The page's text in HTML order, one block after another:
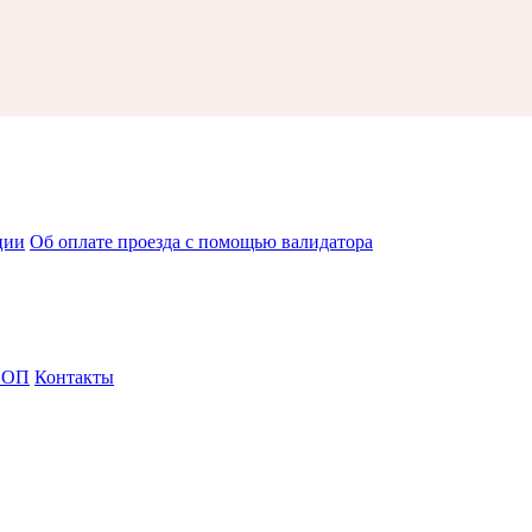
Об оплате проезда с помощью валидатора
Контакты